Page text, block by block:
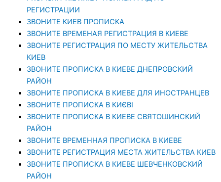
РЕГИСТРАЦИИ
ЗВОНИТЕ КИЕВ ПРОПИСКА
ЗВОНИТЕ ВРЕМЕНАЯ РЕГИСТРАЦИЯ В КИЕВЕ
ЗВОНИТЕ РЕГИСТРАЦИЯ ПО МЕСТУ ЖИТЕЛЬСТВА
КИЕВ
ЗВОНИТЕ ПРОПИСКА В КИЕВЕ ДНЕПРОВСКИЙ
РАЙОН
ЗВОНИТЕ ПРОПИСКА В КИЕВЕ ДЛЯ ИНОСТРАНЦЕВ
ЗВОНИТЕ ПРОПИСКА В КИЄВІ
ЗВОНИТЕ ПРОПИСКА В КИЕВЕ СВЯТОШИНСКИЙ
РАЙОН
ЗВОНИТЕ ВРЕМЕННАЯ ПРОПИСКА В КИЕВЕ
ЗВОНИТЕ РЕГИСТРАЦИЯ МЕСТА ЖИТЕЛЬСТВА КИЕВ
ЗВОНИТЕ ПРОПИСКА В КИЕВЕ ШЕВЧЕНКОВСКИЙ
РАЙОН